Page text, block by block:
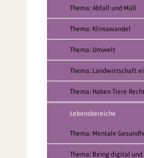
Thema: Abfall und Müll
Thema: Klimawandel
Thema: Umwelt
Thema: Landwirtschaft
Thema: Haben Tiere
Lebensbereiche
Thema: Mentale
Thema: Being digital und